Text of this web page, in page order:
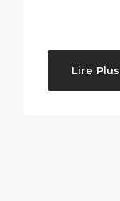
Lire Plus